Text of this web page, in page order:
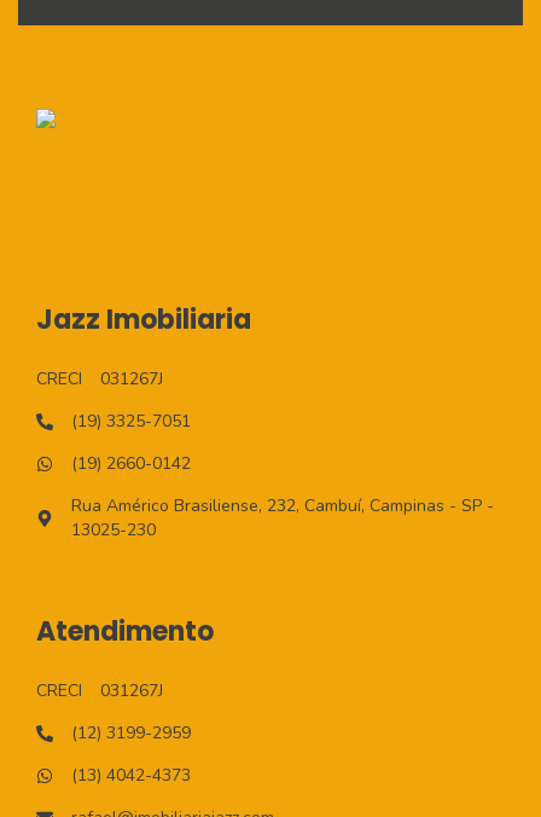
Jazz Imobiliaria
CRECI
031267J
(19) 3325-7051
(19) 2660-0142
Rua Américo Brasiliense, 232, Cambuí, Campinas - SP -
13025-230
Atendimento
CRECI
031267J
(12) 3199-2959
(13) 4042-4373